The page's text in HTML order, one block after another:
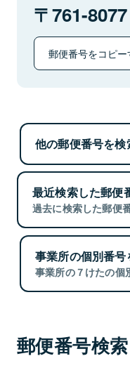
761-8077
郵便番号をコピー
他の郵便番号を検
最近検索した郵便
過去に検索した郵便
事業所の個別番号
事業所の７けたの個
郵便番号検